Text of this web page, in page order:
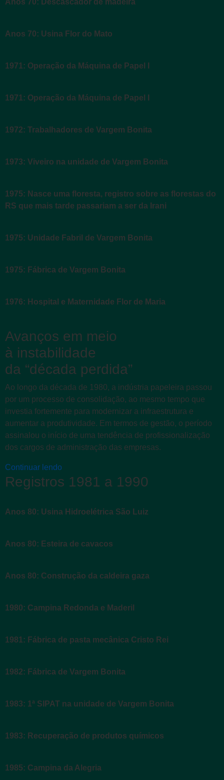
Anos 70: Descascador de madeira
Anos 70: Usina Flor do Mato
1971: Operação da Máquina de Papel I
1971: Operação da Máquina de Papel I
1972: Trabalhadores de Vargem Bonita
1973: Viveiro na unidade de Vargem Bonita
1975: Nasce uma floresta, registro sobre as florestas do
RS que mais tarde passariam a ser da Irani
1975: Unidade Fabril de Vargem Bonita
1975: Fábrica de Vargem Bonita
1976: Hospital e Maternidade Flor de Maria
Avanços em meio
à instabilidade
da “década perdida”
Ao longo da década de 1980, a indústria papeleira passou
por um processo de consolidação, ao mesmo tempo que
investia fortemente para modernizar a infraestrutura e
aumentar a produtividade. Em termos de gestão, o período
assinalou o início de uma tendência de profissionalização
dos cargos de administração das empresas.
Continuar lendo
Registros 1981 a 1990
Anos 80: Usina Hidroelétrica São Luiz
Anos 80: Esteira de cavacos
Anos 80: Construção da caldeira gaza
1980: Campina Redonda e Maderil
1981: Fábrica de pasta mecânica Cristo Rei
1982: Fábrica de Vargem Bonita
1983: 1ª SIPAT na unidade de Vargem Bonita
1983: Recuperação de produtos químicos
1985: Campina da Alegria